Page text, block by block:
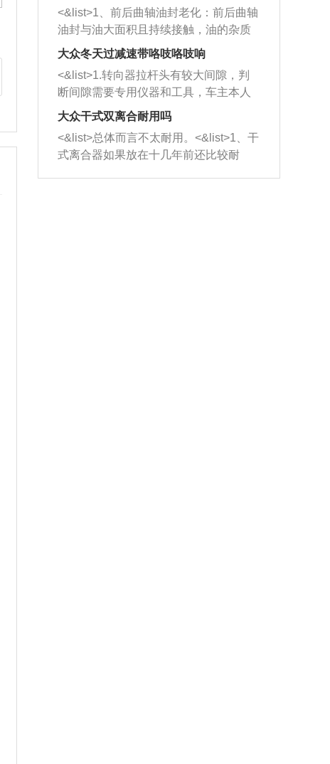
西取出来。但如果是因为积碳过多引起
的堵塞，就需要将三元催化器泡在草酸
洗剂对堵塞的情况得到解决，将清洗剂
放在燃油箱中，与燃油混合后，车辆启
动时，就可以和汽油一起进入到燃烧
室，最后形成废气排出，就可以让三元
催化器得到清洗，排气管堵塞的情况就
能够得到解决。
一圈半的练习，往右同样也要打相同的
圈数。 <&list>3、最后强调要反复练
习，这样就可以形成肌肉记忆，在真实
驾驶车辆时，不需要记忆也能打好方
向。
<&list>1、前后曲轴油封老化：前后曲轴
油封与油大面积且持续接触，油的杂质
和发动机内持续温度变化使其密封效果
逐渐减弱，导致渗油或漏油。<&list>2、
活塞间隙过大：积碳会使活塞环与缸体
的间隙扩大，导致机油流入燃烧室中，
造成烧机油。<&list>3、机油粘度。使用
机油粘度过小的话，同样会有烧机油现
象，机油粘度过小具有很好的流动性，
大众冬天过减速带咯吱咯吱响
<&list>1.转向器拉杆头有较大间隙，判
断间隙需要专用仪器和工具，车主本人
无法制作，需要将车辆送到修理厂或4s
店；<&list>2.车辆半轴套管防尘罩破
裂，破裂后会出现漏油现象，使半轴磨
损严重，磨损的半轴容易损坏，产生异
响；<&list>3.稳定器的转向胶套和球头
大众干式双离合耐用吗
<&list>总体而言不太耐用。<&list>1、干
式离合器如果放在十几年前还比较耐